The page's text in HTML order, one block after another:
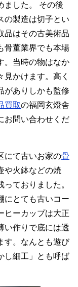
ました。 その後
の製造は切子とい
品はその古美術品
骨董業界でも本場
。当時の物はなか
かけます。高く
がありしかも監修
買取の福岡玄燈舎
お問い合わせくだ
にて古いお家の骨
や火鉢などの焼
ておりました。
にとても古いコー
ヒーカップは大正
い作りで底には透
す。なんとも遊び
し細工」とも呼ば